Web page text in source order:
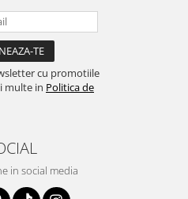
cu promotiile
multe in Politica de
in social media